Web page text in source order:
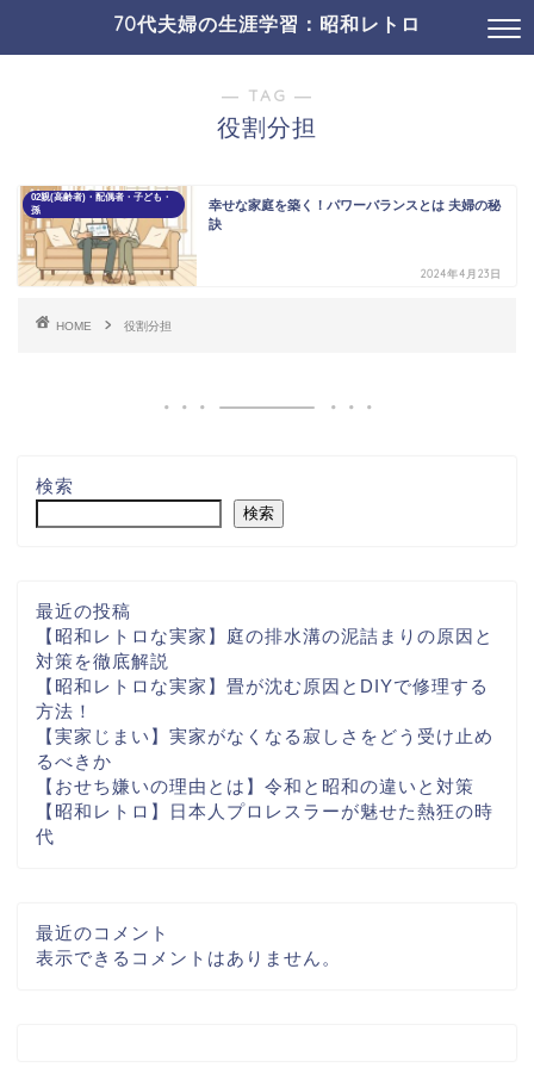
19コミュニケ・SNS
70代夫婦の生涯学習：昭和レトロ
― TAG ―
役割分担
02親(高齢者)・配偶者・子ども・
孫
幸せな家庭を築く！パワーバランスとは 夫婦の秘
訣
2024年4月23日
HOME 役割分担
検索
検索
最近の投稿
【昭和レトロな実家】庭の排水溝の泥詰まりの原因と
対策を徹底解説
【昭和レトロな実家】畳が沈む原因とDIYで修理する
方法！
【実家じまい】実家がなくなる寂しさをどう受け止め
るべきか
【おせち嫌いの理由とは】令和と昭和の違いと対策
【昭和レトロ】日本人プロレスラーが魅せた熱狂の時
代
最近のコメント
表示できるコメントはありません。